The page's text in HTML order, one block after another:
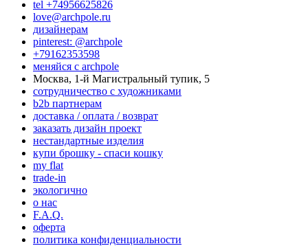
tel +74956625826
love@archpole.ru
дизайнерам
pinterest: @archpole
+79162353598
меняйся с аrchpole
Москва, 1-й Магистральный тупик, 5
cотрудничество с художниками
b2b партнерам
доставка / оплата / возврат
заказать дизайн проект
нестандартные изделия
купи брошку - спаси кошку
my flat
trade-in
экологично
о нас
F.A.Q.
оферта
политика конфиденциальности